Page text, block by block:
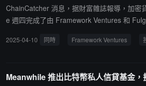
目標客戶群體的擴展。
ChainCatcher 消息，据財富雜誌報導，加密
e 週四完成了由 Framework Ventures 和
s 也參與了此次投資。此輪融資對 Meanwhile
紹，Meanwhile 的人壽保險政策與普通人壽保
2025-04-10 同時 Framework Ventures
Meanwhile 推出比特幣私人信貸基金，